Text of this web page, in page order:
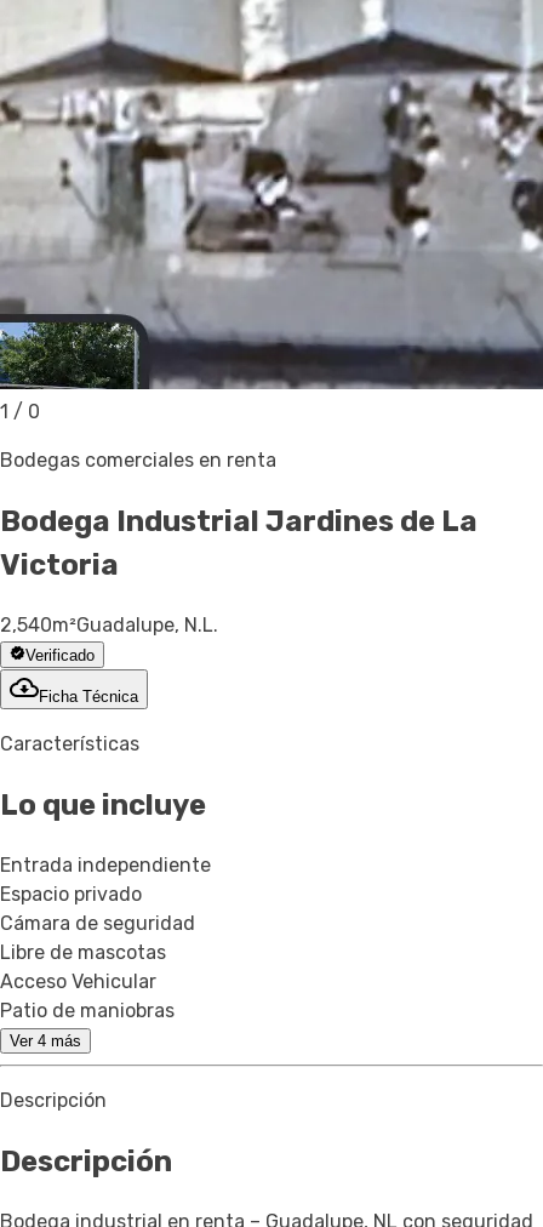
1 / 0
Bodegas comerciales en renta
Bodega Industrial Jardines de La
Victoria
2,540m²Guadalupe, N.L.
Verificado
Ficha Técnica
Características
Lo que incluye
Entrada independiente
Espacio privado
Cámara de seguridad
Libre de mascotas
Acceso Vehicular
Patio de maniobras
Ver 4 más
Descripción
Descripción
Bodega industrial en renta – Guadalupe, NL con seguridad